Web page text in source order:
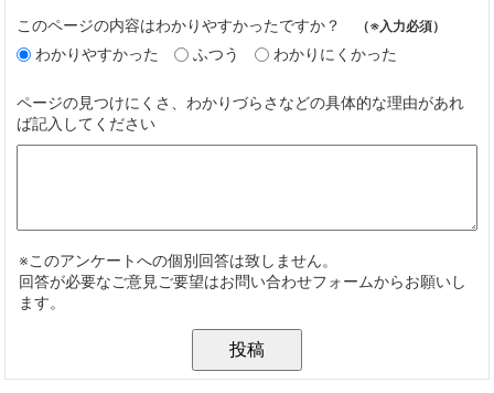
このページの内容はわかりやすかったですか？ （※入力必須）
わかりやすかった ふつう わかりにくかった
ページの見つけにくさ、わかりづらさなどの具体的な理由があれ
ば記入してください
※このアンケートへの個別回答は致しません。
回答が必要なご意見ご要望はお問い合わせフォームからお願いし
ます。